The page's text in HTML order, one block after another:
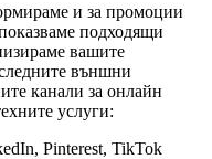
и за промоции
подходящи
вашите
външни
канали за онлайн
услуги:
Pinterest, TikTok